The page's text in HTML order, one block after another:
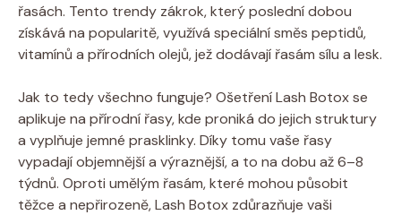
řasách. Tento trendy zákrok, který poslední dobou
získává na popularitě, využívá speciální směs peptidů,
vitamínů a přírodních olejů, jež dodávají řasám sílu a lesk.
Jak to tedy všechno funguje? Ošetření Lash Botox se
aplikuje na přírodní řasy, kde proniká do jejich struktury
a vyplňuje jemné prasklinky. Díky tomu vaše řasy
vypadají objemnější a výraznější, a to na dobu až 6–8
týdnů. Oproti umělým řasám, které mohou působit
těžce a nepřirozeně, Lash Botox zdůrazňuje vaši